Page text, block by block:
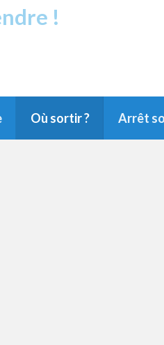
!
Où sortir ? Arrêt